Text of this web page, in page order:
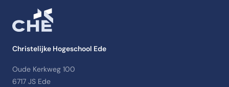
Christelijke Hogeschool Ede
Oude Kerkweg 100
6717 JS Ede